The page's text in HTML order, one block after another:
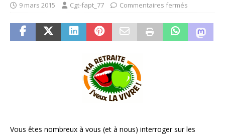
9 mars 2015 Cgt-fapt_77 Commentaires fermés
Vous êtes nombreux à vous (et à nous) interroger sur les